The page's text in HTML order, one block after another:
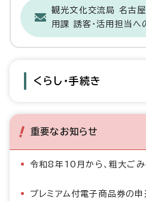
観光文化交流局 名古
用課 誘客・活用担当へ
くらし・手続き
重要なお知らせ
令和8年10月から、粗大ご
プレミアム付電子商品券の